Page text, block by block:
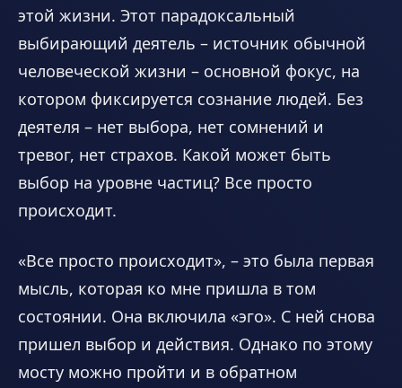
этой жизни. Этот парадоксальный
выбирающий деятель – источник обычной
человеческой жизни – основной фокус, на
котором фиксируется сознание людей. Без
деятеля – нет выбора, нет сомнений и
тревог, нет страхов. Какой может быть
выбор на уровне частиц? Все просто
происходит.
«Все просто происходит», – это была первая
мысль, которая ко мне пришла в том
состоянии. Она включила «эго». С ней снова
пришел выбор и действия. Однако по этому
мосту можно пройти и в обратном